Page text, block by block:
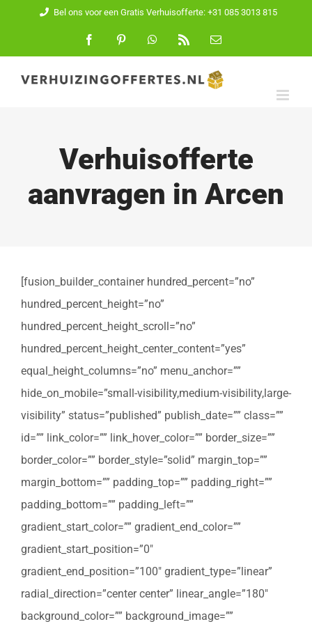
inhoud
Bel ons voor een Gratis Verhuisofferte: +31 085 3013 815
FacebookPinterest WhatsApp
E-
Verhuisofferte
aanvragen in Arcen
[fusion_builder_container hundred_percent=”no”
hundred_percent_height=”no”
hundred_percent_height_scroll=”no”
hundred_percent_height_center_content=”yes”
equal_height_columns=”no” menu_anchor=””
hide_on_mobile=”small-visibility,medium-visibility,large-
visibility” status=”published” publish_date=”” class=””
id=”” link_color=”” link_hover_color=”” border_size=””
border_color=”” border_style=”solid” margin_top=””
margin_bottom=”” padding_top=”” padding_right=””
padding_bottom=”” padding_left=””
gradient_start_color=”” gradient_end_color=””
gradient_start_position=”0″
gradient_end_position=”100″ gradient_type=”linear”
radial_direction=”center center” linear_angle=”180″
background_color=”” background_image=””